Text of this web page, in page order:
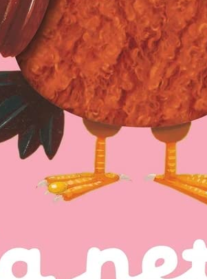
100 Pages des Remerciements